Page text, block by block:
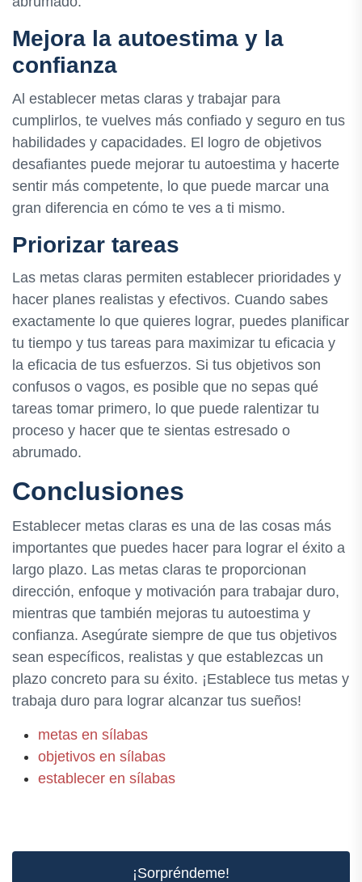
Mejora la autoestima y la
confianza
Al establecer metas claras y trabajar para
cumplirlos, te vuelves más confiado y seguro en tus
habilidades y capacidades. El logro de objetivos
desafiantes puede mejorar tu autoestima y hacerte
sentir más competente, lo que puede marcar una
gran diferencia en cómo te ves a ti mismo.
Priorizar tareas
Las metas claras permiten establecer prioridades y
hacer planes realistas y efectivos. Cuando sabes
exactamente lo que quieres lograr, puedes planificar
tu tiempo y tus tareas para maximizar tu eficacia y
la eficacia de tus esfuerzos. Si tus objetivos son
confusos o vagos, es posible que no sepas qué
tareas tomar primero, lo que puede ralentizar tu
proceso y hacer que te sientas estresado o
abrumado.
Conclusiones
Establecer metas claras es una de las cosas más
importantes que puedes hacer para lograr el éxito a
largo plazo. Las metas claras te proporcionan
dirección, enfoque y motivación para trabajar duro,
mientras que también mejoras tu autoestima y
confianza. Asegúrate siempre de que tus objetivos
sean específicos, realistas y que establezcas un
plazo concreto para su éxito. ¡Establece tus metas y
trabaja duro para lograr alcanzar tus sueños!
metas en sílabas
objetivos en sílabas
establecer en sílabas
¡Sorpréndeme!